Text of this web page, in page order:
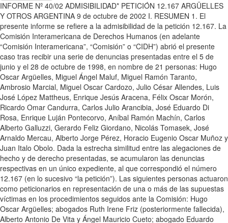
INFORME Nº 40/02 ADMISIBILIDAD* PETICIÓN 12.167 ARGÜELLES
Y OTROS ARGENTINA 9 de octubre de 2002 I. RESUMEN 1. El
presente informe se refiere a la admisibilidad de la petición 12.167. La
Comisión Interamericana de Derechos Humanos (en adelante
“Comisión Interamericana”, “Comisión” o “CIDH”) abrió el presente
caso tras recibir una serie de denuncias presentadas entre el 5 de
junio y el 28 de octubre de 1998, en nombre de 21 personas: Hugo
Oscar Argüelles, Miguel Ángel Maluf, Miguel Ramón Taranto,
Ambrosio Marcial, Miguel Oscar Cardozo, Julio César Allendes, Luis
José López Mattheus, Enrique Jesús Aracena, Félix Oscar Morón,
Ricardo Omar Candurra, Carlos Julio Arancibia, José Eduardo Di
Rosa, Enrique Luján Pontecorvo, Aníbal Ramón Machín, Carlos
Alberto Galluzzi, Gerardo Feliz Giordano, Nicolás Tomasek, José
Arnaldo Mercau, Alberto Jorge Pérez, Horacio Eugenio Oscar Muñoz y
Juan Italo Obolo. Dada la estrecha similitud entre las alegaciones de
hecho y de derecho presentadas, se acumularon las denuncias
respectivas en un único expediente, al que correspondió el número
12.167 (en lo sucesivo “la petición”). Las siguientes personas actuaron
como peticionarios en representación de una o más de las supuestas
víctimas en los procedimientos seguidos ante la Comisión: Hugo
Oscar Argüelles; abogados Ruth Irene Friz (posteriormente fallecida),
Alberto Antonio De Vita y Ángel Mauricio Cueto; abogado Eduardo